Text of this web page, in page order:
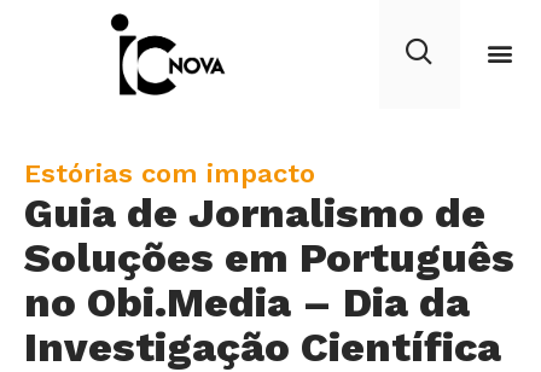
Guia de Jornalismo de
Soluções em Português
no Obi.Media – Dia da
Investigação Científica
C
a
t
e
g
o
Estórias com impacto